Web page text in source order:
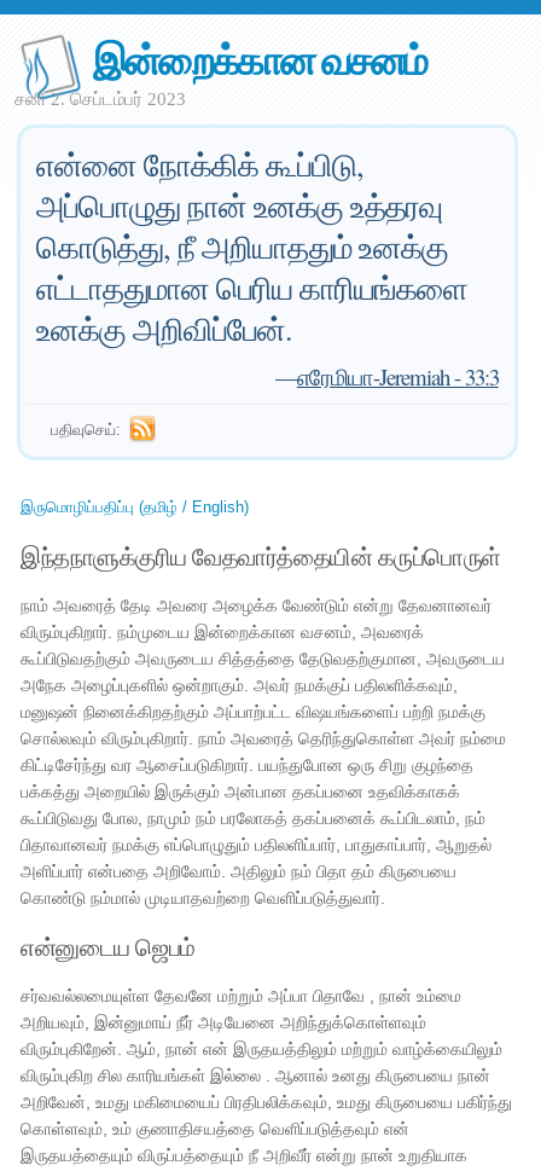
இன்றைக்கான வசனம்
சனி 2. செப்டம்பர் 2023
என்னை நோக்கிக் கூப்பிடு,
அப்பொழுது நான் உனக்கு உத்தரவு
கொடுத்து, நீ அறியாததும் உனக்கு
எட்டாததுமான பெரிய காரியங்களை
உனக்கு அறிவிப்பேன்.
—எரேமியா-Jeremiah - 33:3
பதிவுசெய்:
இருமொழிப்பதிப்பு (தமிழ் / English)
இந்தநாளுக்குரிய வேதவார்த்தையின் கருப்பொருள்
நாம் அவரைத் தேடி அவரை அழைக்க வேண்டும் என்று தேவனானவர்
விரும்புகிறார். நம்முடைய இன்றைக்கான வசனம், அவரைக்
கூப்பிடுவதற்கும் அவருடைய சித்தத்தை தேடுவதற்குமான, அவருடைய
அநேக அழைப்புகளில் ஒன்றாகும். அவர் நமக்குப் பதிலளிக்கவும்,
மனுஷன் நினைக்கிறதற்கும் அப்பாற்பட்ட விஷயங்களைப் பற்றி நமக்கு
சொல்லவும் விரும்புகிறார். நாம் அவரைத் தெரிந்துகொள்ள அவர் நம்மை
கிட்டிசேர்ந்து வர ஆசைப்படுகிறார். பயந்துபோன ஒரு சிறு குழந்தை
பக்கத்து அறையில் இருக்கும் அன்பான தகப்பனை உதவிக்காகக்
கூப்பிடுவது போல, நாமும் நம் பரலோகத் தகப்பனைக் கூப்பிடலாம், நம்
பிதாவானவர் நமக்கு எப்பொழுதும் பதிலளிப்பார், பாதுகாப்பார், ஆறுதல்
அளிப்பார் என்பதை அறிவோம். அதிலும் நம் பிதா தம் கிருபையை
கொண்டு நம்மால் முடியாதவற்றை வெளிப்படுத்துவார்.
என்னுடைய ஜெபம்
சர்வவல்லமையுள்ள தேவனே மற்றும் அப்பா பிதாவே , நான் உம்மை
அறியவும், இன்னுமாய் நீர் அடியேனை அறிந்துக்கொள்ளவும்
விரும்புகிறேன். ஆம், நான் என் இருதயத்திலும் மற்றும் வாழ்க்கையிலும்
விரும்புகிற சில காரியங்கள் இல்லை . ஆனால் உனது கிருபையை நான்
அறிவேன், உமது மகிமையைப் பிரதிபலிக்கவும், உமது கிருபையை பகிர்ந்து
கொள்ளவும், உம் குணாதிசயத்தை வெளிப்படுத்தவும் என்
இருதயத்தையும் விருப்பத்தையும் நீ அறிவீர் என்று நான் உறுதியாக